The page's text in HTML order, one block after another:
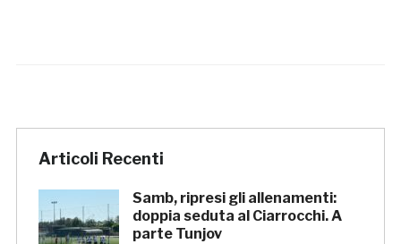
Articoli Recenti
Samb, ripresi gli allenamenti:
doppia seduta al Ciarrocchi. A
parte Tunjov